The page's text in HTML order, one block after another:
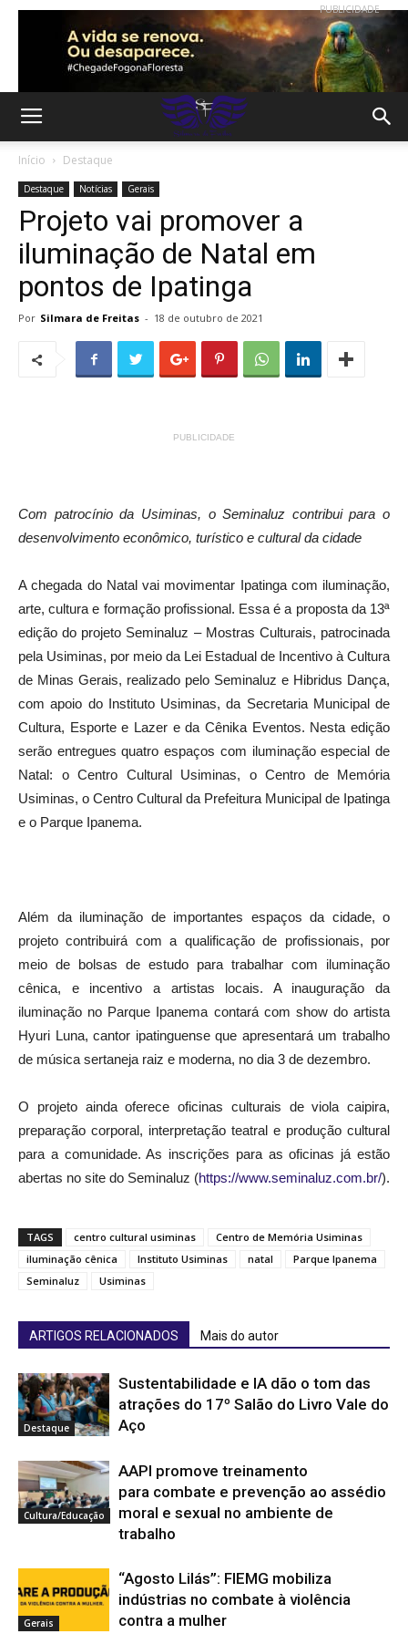
PUBLICIDADE
Início Destaque
Destaque Notícias Gerais
Projeto vai promover a
iluminação de Natal em
pontos de Ipatinga
Por Silmara de Freitas - 18 de outubro de 2021
PUBLICIDADE
Com patrocínio da Usiminas, o Seminaluz contribui para o
desenvolvimento econômico, turístico e cultural da cidade
A chegada do Natal vai movimentar Ipatinga com iluminação,
arte, cultura e formação profissional. Essa é a proposta da 13ª
edição do projeto Seminaluz – Mostras Culturais, patrocinada
pela Usiminas, por meio da Lei Estadual de Incentivo à Cultura
de Minas Gerais, realizado pelo Seminaluz e Hibridus Dança,
com apoio do Instituto Usiminas, da Secretaria Municipal de
Cultura, Esporte e Lazer e da Cênika Eventos. Nesta edição
serão entregues quatro espaços com iluminação especial de
Natal: o Centro Cultural Usiminas, o Centro de Memória
Usiminas, o Centro Cultural da Prefeitura Municipal de Ipatinga
e o Parque Ipanema.
Além da iluminação de importantes espaços da cidade, o
projeto contribuirá com a qualificação de profissionais, por
meio de bolsas de estudo para trabalhar com iluminação
cênica, e incentivo a artistas locais. A inauguração da
iluminação no Parque Ipanema contará com show do artista
Hyuri Luna, cantor ipatinguense que apresentará um trabalho
de música sertaneja raiz e moderna, no dia 3 de dezembro.
O projeto ainda oferece oficinas culturais de viola caipira,
preparação corporal, interpretação teatral e produção cultural
para a comunidade. As inscrições para as oficinas já estão
abertas no site do Seminaluz (https://www.seminaluz.com.br/).
TAGS centro cultural usiminas
Centro de Memória Usiminas
iluminação cênica
Instituto Usiminas natal
Parque Ipanema
Seminaluz
Usiminas
ARTIGOS RELACIONADOS Mais do autor
Destaque
Sustentabilidade e IA dão o tom das
atrações do 17º Salão do Livro Vale do
Aço
Cultura/Educação
AAPI promove treinamento
para combate e prevenção ao assédio
moral e sexual no ambiente de
trabalho
Gerais
“Agosto Lilás”: FIEMG mobiliza
indústrias no combate à violência
contra a mulher